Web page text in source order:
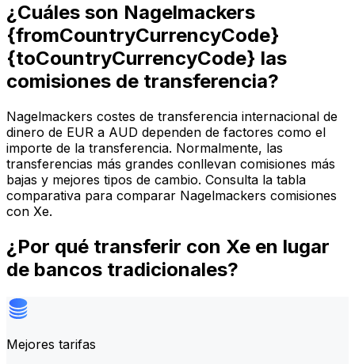
¿Cuáles son Nagelmackers
{fromCountryCurrencyCode}
{toCountryCurrencyCode} las
comisiones de transferencia?
Nagelmackers costes de transferencia internacional de
dinero de EUR a AUD dependen de factores como el
importe de la transferencia. Normalmente, las
transferencias más grandes conllevan comisiones más
bajas y mejores tipos de cambio. Consulta la tabla
comparativa para comparar Nagelmackers comisiones
con Xe.
¿Por qué transferir con Xe en lugar
de bancos tradicionales?
Mejores tarifas